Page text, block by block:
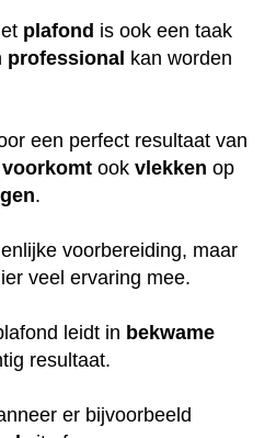
plafond is ook een taak
professional kan worden
een perfect resultaat van
voorkomt ook vlekken op
.
voorbereiding, maar
veel ervaring mee.
leidt in bekwame
resultaat.
er bijvoorbeeld